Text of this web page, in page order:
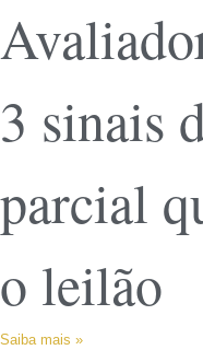
3 sinais
parcial
o leilão
Saiba mais »